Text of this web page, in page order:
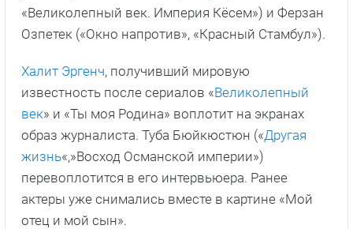
«Великолепный век. Империя Кёсем») и Ферзан
Озпетек («Окно напротив», «Красный Стамбул»).
Халит Эргенч, получивший мировую
известность после сериалов «Великолепный
век» и «Ты моя Родина» воплотит на экранах
образ журналиста. Туба Бюйкюстюн («Другая
жизнь«,»Восход Османской империи»)
перевоплотится в его интервьюера. Ранее
актеры уже снимались вместе в картине «Мой
отец и мой сын».